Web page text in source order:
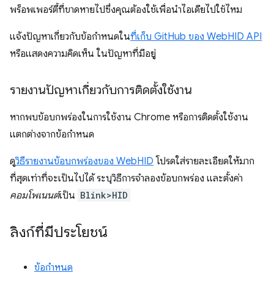
พร็อพเพอร์ตี้ที่ขาดหายไปซึ่งคุณต้องใช้เพื่อนำไอเดียไปใช้ไหม
แจ้งปัญหาเกี่ยวกับข้อกำหนดในที่เก็บ GitHub ของ WebHID API
หรือแสดงความคิดเห็น ในปัญหาที่มีอยู่
รายงานปัญหาเกี่ยวกับการติดตั้งใช้งาน
หากพบข้อบกพร่องในการใช้งาน Chrome หรือการติดตั้งใช้งาน
แตกต่างจากข้อกำหนด
ดูวิธีรายงานข้อบกพร่องของ WebHID โปรดใส่รายละเอียดให้มาก
ที่สุดเท่าที่จะเป็นไปได้ ระบุวิธีการจำลองข้อบกพร่อง และตั้งค่า
คอมโพเนนต์เป็น Blink>HID
ลิงก์ที่มีประโยชน์
ข้อกำหนด